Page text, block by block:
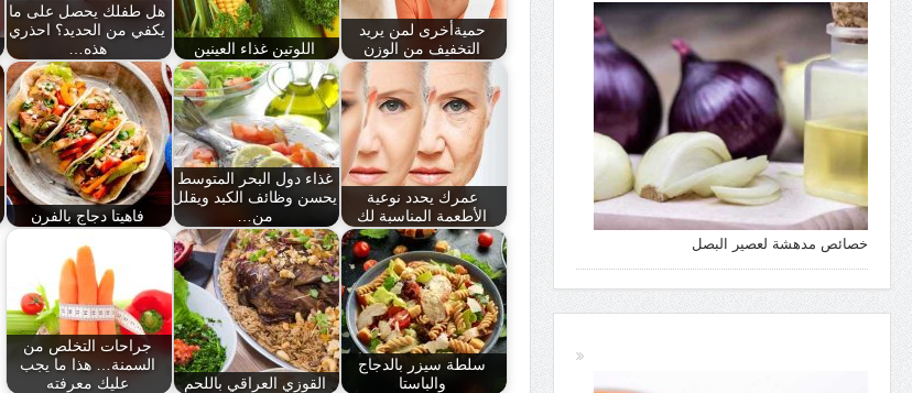
حميةأخرى لمن يريد
التخفيف من الوزن
اللوتين غذاء العينين
هل طفلك يحصل على ما
يكفي من الحديد؟ احذري
هذه…
عمرك يحدد نوعية
الأطعمة المناسبة لك
غذاء دول البحر المتوسط
يحسن وظائف الكبد ويقلل
من…
فاهيتا دجاج بالفرن
سلطة سيزر بالدجاج
والباستا
القوزي العراقي باللحم
جراحات التخلص من
السمنة… هذا ما يجب
عليك معرفته
خصائص مدهشة لعصير البصل